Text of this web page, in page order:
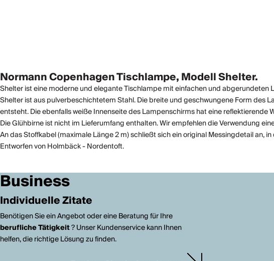
Normann Copenhagen Tischlampe, Modell Shelter.
Shelter ist eine moderne und elegante Tischlampe mit einfachen und
Shelter ist aus pulverbeschichtetem Stahl. Die breite und geschwungene Form des
entsteht. Die ebenfalls weiße Innenseite des Lampenschirms hat eine reflektierende
Die Glühbirne ist nicht im Lieferumfang enthalten. Wir empfehlen die Verwendung
An das Stoffkabel (maximale Länge 2 m) schließt sich ein original Messingdetail
Entworfen von Holmbäck - Nordentoft.
Business
Individuelle Zitate
Benötigen Sie ein Angebot oder eine Beratung für Ihre
berufliche Tätigkeit? Unser Kundenservice kann Ihnen
helfen, die richtige Lösung zu finden.